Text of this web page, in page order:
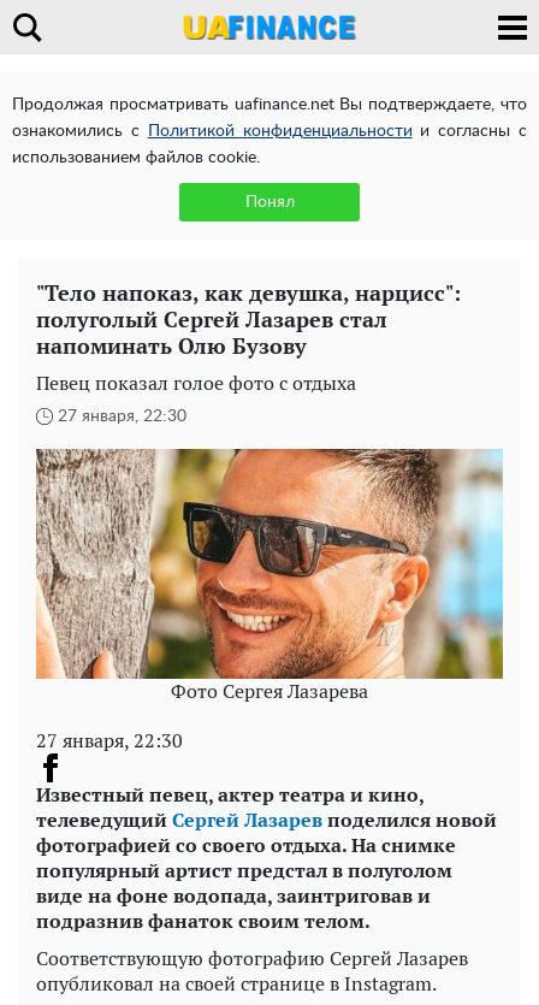
Продолжая просматривать uafinance.net Вы подтверждаете, что
ознакомились с
Политикой конфиденциальности и согласны с
использованием файлов cookie.
Понял
"Тело напоказ, как девушка, нарцисс":
полуголый Сергей Лазарев стал
напоминать Олю Бузову
Певец показал голое фото с отдыха
27 января, 22:30
Фото Сергея Лазарева
27 января, 22:30
Известный певец, актер театра и кино,
телеведущийСергей Лазаревподелился новой
фотографией со своего отдыха. На снимке
популярный артист предстал в полуголом
виде на фоне водопада, заинтриговав и
подразнив фанаток своим телом.
Соответствующую фотографию Сергей Лазарев
опубликовал на своей странице в Instagram.